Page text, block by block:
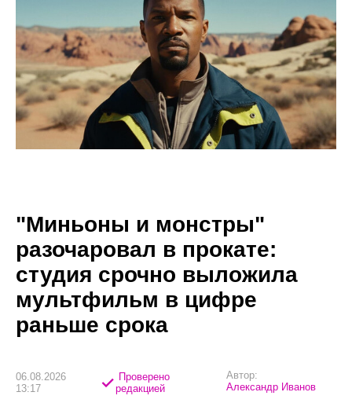
"Миньоны и монстры"
разочаровал в прокате:
студия срочно выложила
мультфильм в цифре
раньше срока
06.08.2026
13:17
Проверено
редакцией
Автор:
Александр Иванов